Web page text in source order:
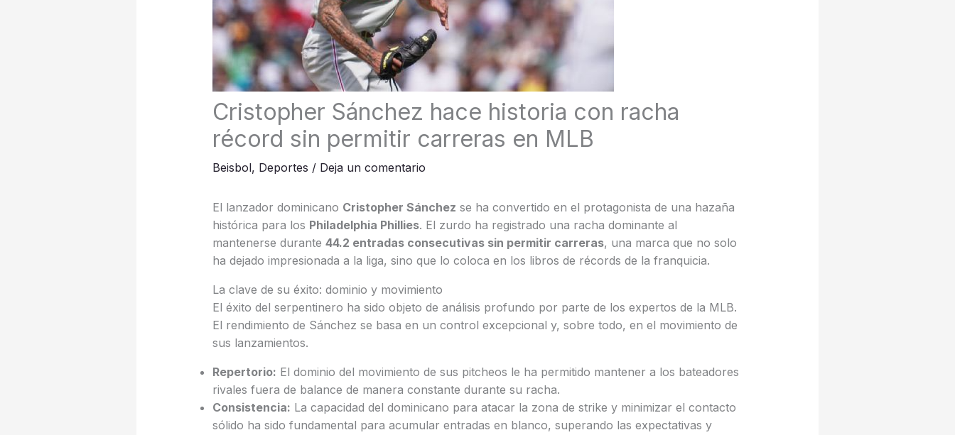
Cristopher Sánchez hace historia con racha
récord sin permitir carreras en MLB
Beisbol, Deportes / Deja un comentario
El lanzador dominicano Cristopher Sánchez se ha convertido en el protagonista de una hazaña
histórica para los Philadelphia Phillies. El zurdo ha registrado una racha dominante al
mantenerse durante 44.2 entradas consecutivas sin permitir carreras, una marca que no solo
ha dejado impresionada a la liga, sino que lo coloca en los libros de récords de la franquicia.
La clave de su éxito: dominio y movimiento
El éxito del serpentinero ha sido objeto de análisis profundo por parte de los expertos de la MLB.
El rendimiento de Sánchez se basa en un control excepcional y, sobre todo, en el movimiento de
sus lanzamientos.
Repertorio: El dominio del movimiento de sus pitcheos le ha permitido mantener a los bateadores
rivales fuera de balance de manera constante durante su racha.
Consistencia: La capacidad del dominicano para atacar la zona de strike y minimizar el contacto
sólido ha sido fundamental para acumular entradas en blanco, superando las expectativas y